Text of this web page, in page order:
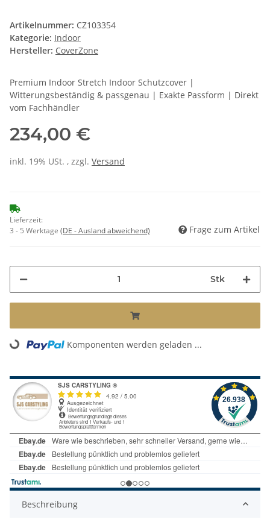
Artikelnummer: CZ103354
Kategorie: Indoor
Hersteller: CoverZone
Premium Indoor Stretch Indoor Schutzcover |
Witterungsbeständig & passgenau | Exakte Passform | Direkt
vom Fachhändler
234,00 €
inkl. 19% USt. , zzgl. Versand
Lieferzeit:
3 - 5 Werktage (DE - Ausland abweichend) Frage zum Artikel
Stk
Loading... Komponenten werden geladen ...
Beschreibung